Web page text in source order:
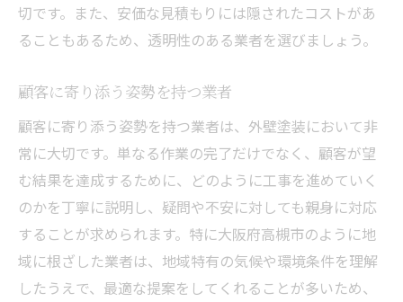
切です。また、安価な見積もりには隠されたコストがあ
ることもあるため、透明性のある業者を選びましょう。
顧客に寄り添う姿勢を持つ業者
顧客に寄り添う姿勢を持つ業者は、外壁塗装において非
常に大切です。単なる作業の完了だけでなく、顧客が望
む結果を達成するために、どのように工事を進めていく
のかを丁寧に説明し、疑問や不安に対しても親身に対応
することが求められます。特に大阪府高槻市のように地
域に根ざした業者は、地域特有の気候や環境条件を理解
したうえで、最適な提案をしてくれることが多いため、